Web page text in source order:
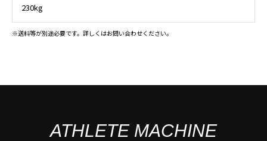
230kg
※送料等が別途必要です。詳しくはお問い合わせください。
ATHLETE MACHINE